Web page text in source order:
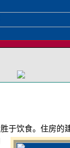
饮食。住房的建